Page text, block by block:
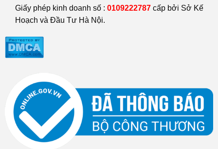
Giấy phép kinh doanh số : 0109222787 cấp bởi Sở Kế
Hoạch và Đầu Tư Hà Nội.